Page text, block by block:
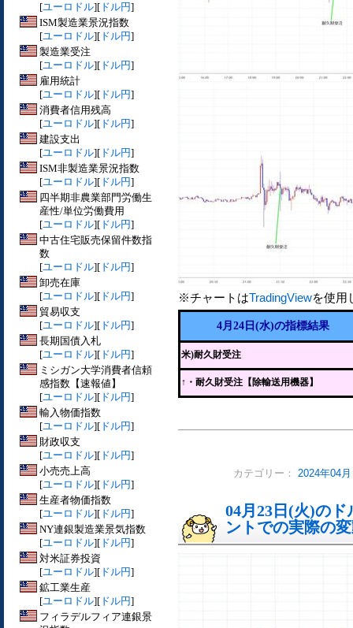
[ユーロドル][ ドル円]
ISM製造業景況指数
[ユーロドル][ ドル円]
製造業受注
[ユーロドル][ ドル円]
雇用統計
[ユーロドル][ ドル円]
消費者信用残高
[ユーロドル][ ドル円]
建設支出
[ユーロドル][ ドル円]
ISM非製造業景況指数
[ユーロドル][ ドル円]
四半期非農業部門労働生
産性/単位労働費用
[ユーロドル][ ドル円]
中古住宅販売保留件数指
数
[ユーロドル][ ドル円]
卸売在庫
[ユーロドル][ ドル円]
貿易収支
[ユーロドル][ ドル円]
長期国債入札
[ユーロドル][ ドル円]
ミシガン大学消費者信頼
感指数【速報値】
[ユーロドル][ ドル円]
輸入物価指数
[ユーロドル][ ドル円]
財政収支
[ユーロドル][ ドル円]
小売売上高
[ユーロドル][ ドル円]
生産者物価指数
[ユーロドル][ ドル円]
NY連銀製造業景気指数
[ユーロドル][ ドル円]
対米証券投資
[ユーロドル][ ドル円]
鉱工業生産
[ユーロドル][ ドル円]
フィラデルフィア連銀景
※チャートはTradingViewを使用
4月24日(水)の指標結果
米)耐久財受注
↑ ・耐久財受注【除輸送用機器】
カテゴリー： 2024年04
04月23日(火)の
ントでの実際の